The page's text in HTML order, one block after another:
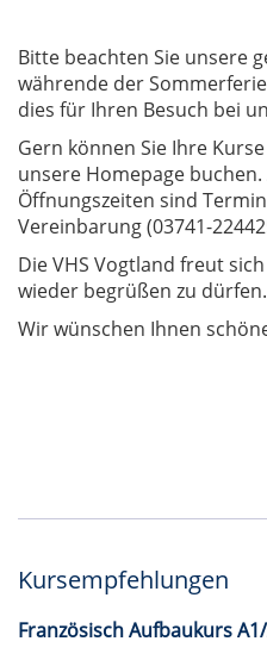
Bitte beachten Sie unsere
währende der
dies für Ihren Besuch bei
Gern können Sie Ihre
unsere Homepage
Öffnungszeiten sind
Vereinbarung (03741-
Die VHS Vogtland freut
wieder begrüßen zu dürfen.
Wir wünschen Ihnen
Kursempfehlungen
Französisch Aufbaukurs